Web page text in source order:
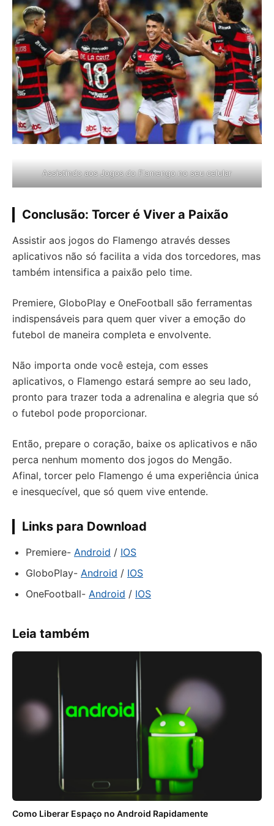
Assistindo aos Jogos do Flamengo no seu celular
Conclusão: Torcer é Viver a Paixão
Assistir aos jogos do Flamengo através desses
aplicativos não só facilita a vida dos torcedores, mas
também intensifica a paixão pelo time.
Premiere, GloboPlay e OneFootball são ferramentas
indispensáveis para quem quer viver a emoção do
futebol de maneira completa e envolvente.
Não importa onde você esteja, com esses
aplicativos, o Flamengo estará sempre ao seu lado,
pronto para trazer toda a adrenalina e alegria que só
o futebol pode proporcionar.
Então, prepare o coração, baixe os aplicativos e não
perca nenhum momento dos jogos do Mengão.
Afinal, torcer pelo Flamengo é uma experiência única
e inesquecível, que só quem vive entende.
Links para Download
Premiere- Android / IOS
GloboPlay- Android / IOS
OneFootball- Android / IOS
Leia também
Como Liberar Espaço no Android Rapidamente